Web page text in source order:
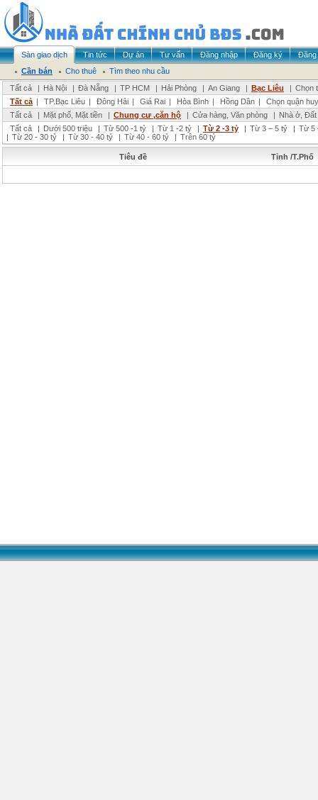
Sàn giao dịch Tin tức Dự án Tư vấn Đăng nhập Đăng ký
Đăng
Cần bán
Cho thuê
Tìm theo nhu cầu
Tất cả
| Hà Nội | Đà Nẵng | TP HCM | Hải Phòng | An Giang | Bạc Liêu | Chọn
Tất cả | TP.Bạc Liêu | Đông Hải | Giá Rai | Hòa Bình | Hồng Dân |
Chọn quận
Tất cả
| Mặt phố, Mặt tiền | Chung cư ,căn hộ | Cửa hàng, Văn phòng | Nhà ở,
Tất cả
| Dưới 500 triệu | Từ 500 -1 tỷ | Từ 1 -2 tỷ | Từ 2 -3 tỷ | Từ 3 – 5 tỷ | Từ 5
| Từ 20 - 30 tỷ | Từ 30 - 40 tỷ | Từ 40 - 60 tỷ | Trên 60 tỷ
Tiêu đề Tỉnh /T.Phố